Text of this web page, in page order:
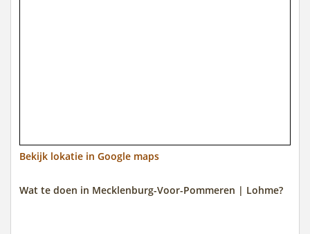
Bekijk lokatie in Google maps
Wat te doen in Mecklenburg-Voor-Pommeren | Lohme?